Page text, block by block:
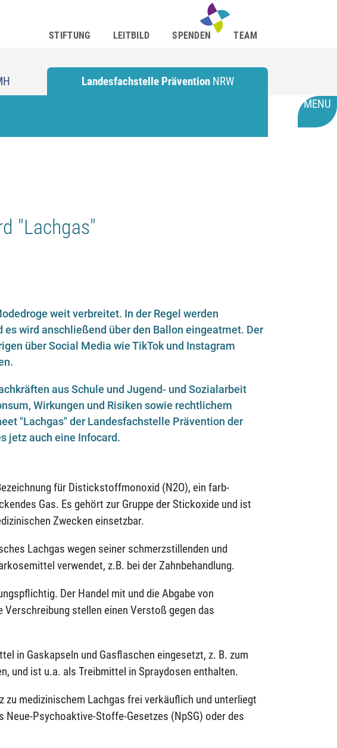
STIFTUNG LEITBILD SPENDEN TEAM
Landesfachstelle Prävention NRW
MENU
"Lachgas"
weit verbreitet. In der Regel werden
wird anschließend über den Ballon eingeatmet. Der
über Social Media wie TikTok und Instagram
aus Schule und Jugend- und Sozialarbeit
Wirkungen und Risiken sowie rechtlichem
"Lachgas" der Landesfachstelle Prävention der
jetz auch eine Infocard.
für Distickstoffmonoxid (N2O), ein farb-
Gas. Es gehört zur Gruppe der Stickoxide und ist
Zwecken einsetzbar.
Lachgas wegen seiner schmerzstillenden und
verwendet, z.B. bei der Zahnbehandlung.
Der Handel mit und die Abgabe von
stellen einen Verstoß gegen das
in Gaskapseln und Gasflaschen eingesetzt, z. B. zum
und ist u.a. als Treibmittel in Spraydosen enthalten.
zu medizinischem Lachgas frei verkäuflich und unterliegt
Neue-Psychoaktive-Stoffe-Gesetzes (NpSG) oder des